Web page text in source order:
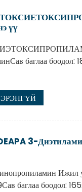
үү
баглаа боодол:
3-
Ижил
баглаа боодол: